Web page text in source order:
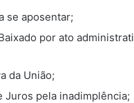
se aposentar;
por ato
da União;
Juros pela inadimplência;